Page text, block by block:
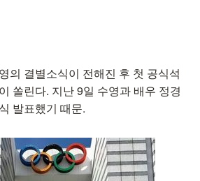
의 결별소식이 전해진 후 첫 공식석
쏠린다. 지난 9일 수영과 배우 정경
발표했기 때문.